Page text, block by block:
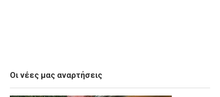
Οι νέες μας αναρτήσεις